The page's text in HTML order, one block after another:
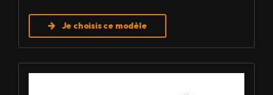
Je choisis ce modèle
Louer Mini pelle 2,7 T - Kubota U27-4